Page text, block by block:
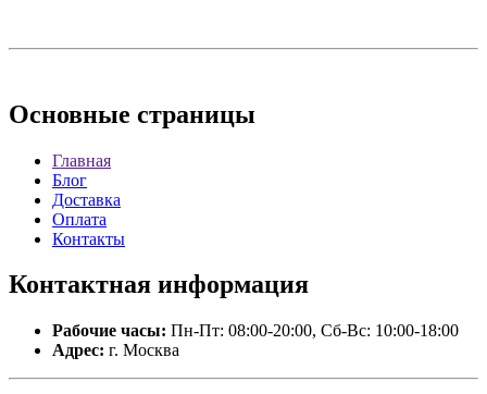
Основные страницы
Главная
Блог
Доставка
Оплата
Контакты
Контактная информация
Рабочие часы: Пн-Пт: 08:00-20:00, Сб-Вс: 10:00-18:00
Адрес: г. Москва